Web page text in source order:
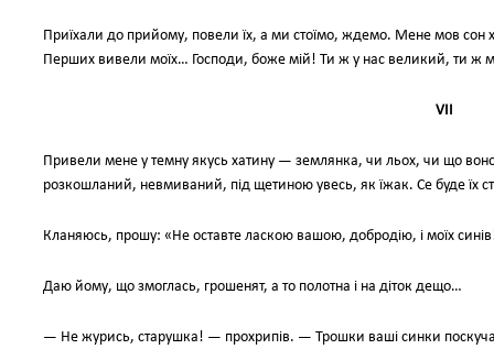
Приїхали до прийому, повели їх, а ми стоїмо, ждемо. Мене мов сон
Перших вивели моїх… Господи, боже мій! Ти ж у нас великий, ти ж
VII
Привели мене у темну якусь хатину — землянка, чи льох, чи що
розкошланий, невмиваний, під щетиною увесь, як їжак. Се буде їх
Кланяюсь, прошу: «Не оставте ласкою вашою, добродію, і моїх
Даю йому, що змоглась, грошенят, а то полотна і на діток дещо…
— Не журись, старушка! — прохрипів. — Трошки ваші синки